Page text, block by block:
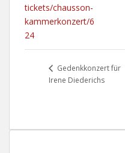
tickets/chausson-
kammerkonzert/6
24
Gedenkkonzert für
Irene Diederichs